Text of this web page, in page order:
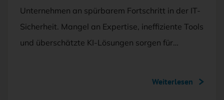
Unternehmen an spürbarem Fortschritt in der IT-
Sicherheit. Mangel an Expertise, ineffiziente Tools
und überschätzte KI-Lösungen sorgen für…
Weiterlesen